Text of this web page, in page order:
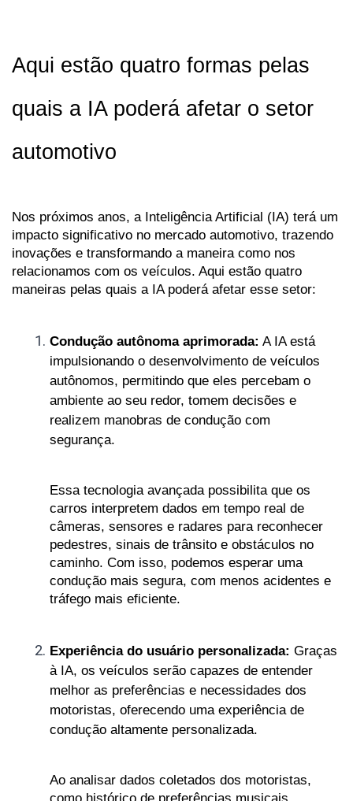
Aqui estão quatro formas pelas
quais a IA poderá afetar o setor
automotivo
Nos próximos anos, a Inteligência Artificial (IA) terá um
impacto significativo no mercado automotivo, trazendo
inovações e transformando a maneira como nos
relacionamos com os veículos. Aqui estão quatro
maneiras pelas quais a IA poderá afetar esse setor:
Condução autônoma aprimorada: A IA está
impulsionando o desenvolvimento de veículos
autônomos, permitindo que eles percebam o
ambiente ao seu redor, tomem decisões e
realizem manobras de condução com
segurança.
Essa tecnologia avançada possibilita que os
carros interpretem dados em tempo real de
câmeras, sensores e radares para reconhecer
pedestres, sinais de trânsito e obstáculos no
caminho. Com isso, podemos esperar uma
condução mais segura, com menos acidentes e
tráfego mais eficiente.
Experiência do usuário personalizada: Graças
à IA, os veículos serão capazes de entender
melhor as preferências e necessidades dos
motoristas, oferecendo uma experiência de
condução altamente personalizada.
Ao analisar dados coletados dos motoristas,
como histórico de preferências musicais,